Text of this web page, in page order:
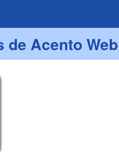
Acento